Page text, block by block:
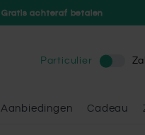
Gratis achteraf betalen
Aanbiedingen Cadeau
Particulier